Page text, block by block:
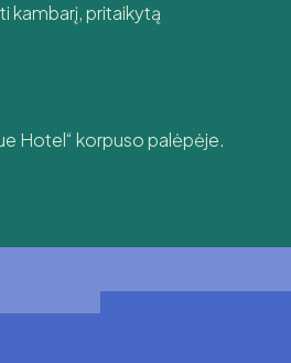
kambarį, pritaikytą
Hotel“ korpuso palėpėje.